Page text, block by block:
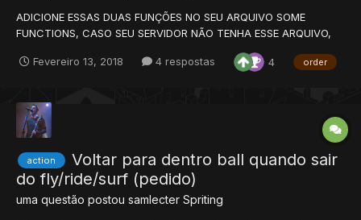
ADICIONE ESSAS DUAS FUNÇÕES NO SEU ARQUIVO SOME
FUNCTIONS, CASO SEU SERVIDOR NÃO TENHA ESSE ARQUIVO,
PASTA LIB
Fevereiro 13, 2018 4 respostas 4 order
action
Voltar para dentro ball quando sair
do fly/ride/surf (pedido)
uma questão postou samlecter Spriting